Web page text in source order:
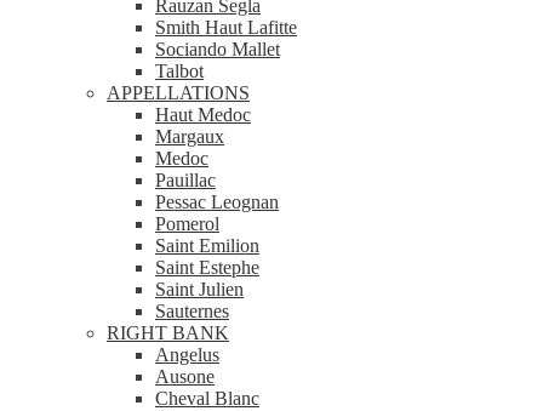
Rauzan Segla
Smith Haut Lafitte
Sociando Mallet
Talbot
APPELLATIONS
Haut Medoc
Margaux
Medoc
Pauillac
Pessac Leognan
Pomerol
Saint Emilion
Saint Estephe
Saint Julien
Sauternes
RIGHT BANK
Angelus
Ausone
Cheval Blanc